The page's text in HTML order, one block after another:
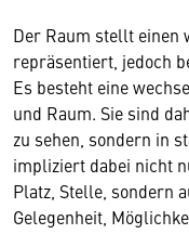
Der Raum stellt einen
repräsentiert, jedoch
Es besteht eine
und Raum. Sie sind
zu sehen, sondern in
impliziert dabei nicht
Platz, Stelle, sondern
Gelegenheit,